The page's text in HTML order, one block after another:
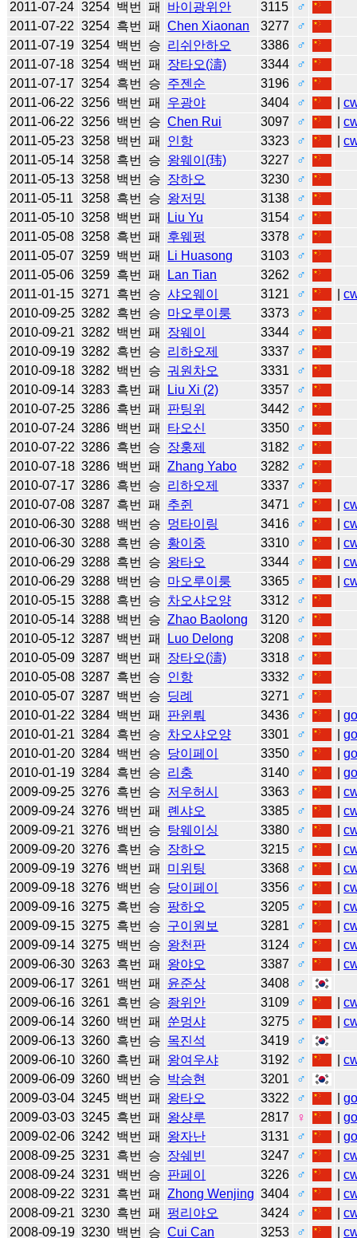
2011-07-24 3254 백번 패 바이광위안 3115
♂
2011-07-22 3254 흑번 패 Chen Xiaonan 3277
♂
2011-07-19 3254 백번 승 리쉬안하오 3386
♂
2011-07-18 3254 백번 패 장타오(濤) 3344
♂
2011-07-17 3254 흑번 승 주젠순 3196
♂
2011-06-22 3256 백번 패 우광야 3404 ♂ |
2011-06-22 3256 백번 승 Chen Rui 3097 ♂ |
2011-05-23 3258 백번 패 인항 3323 ♂ |
2011-05-14 3258 흑번 승 왕웨이(玮) 3227
♂
2011-05-13 3258 백번 승 장하오 3230
♂
2011-05-11
3258 흑번 승 왕저밍 3138
♂
2011-05-10 3258 백번 패 Liu Yu 3154
♂
2011-05-08 3258 흑번 패 후웨펑 3378
♂
2011-05-07 3259 백번 패 Li Huasong 3103
♂
2011-05-06 3259 흑번 패 Lan Tian 3262
♂
2011-01-15 3271 흑번 승 샤오웨이 3121 ♂ |
2010-09-25 3282 흑번 승 마오루이룽 3373
♂
2010-09-21 3282 백번 패 장웨이 3344
♂
2010-09-19 3282 흑번 승 리하오제 3337
♂
2010-09-18 3282 백번 승 궈원차오 3331
♂
2010-09-14 3283 흑번 패 Liu Xi (2) 3357
♂
2010-07-25 3286 흑번 패 판팅위 3442
♂
2010-07-24 3286 백번 패 타오신 3350
♂
2010-07-22 3286 흑번 승 장훙제 3182
♂
2010-07-18 3286 백번 패 Zhang Yabo 3282
♂
2010-07-17 3286 흑번 승 리하오제 3337
♂
2010-07-08 3287 흑번 패 추쥔 3471 ♂ |
2010-06-30 3288 백번 승 멍타이링 3416 ♂ |
2010-06-30 3288 흑번 승 황이중 3310 ♂ |
2010-06-29 3288 흑번 승 왕타오 3344 ♂ |
2010-06-29 3288 백번 승 마오루이룽 3365 ♂ |
2010-05-15 3288 흑번 승 차오샤오양 3312
♂
2010-05-14 3288 백번 승 Zhao Baolong 3120
♂
2010-05-12 3287 백번 패 Luo Delong 3208
♂
2010-05-09 3287 백번 패 장타오(濤) 3318
♂
2010-05-08 3287 흑번 승 인항 3332
♂
2010-05-07 3287 백번 승 딩례 3271
♂
2010-01-22 3284 백번 패 판윈뤄 3436 ♂ |
2010-01-21 3284 흑번 승 차오샤오양 3301 ♂ |
2010-01-20 3284 백번 승 당이페이 3350 ♂ |
2010-01-19 3284 흑번 승 리충 3140 ♂ |
2009-09-25 3276 흑번 승 저우허시 3363 ♂ |
2009-09-24 3276 백번 패 롄샤오 3385 ♂ |
2009-09-21 3276 백번 승 탕웨이싱 3380 ♂ |
2009-09-20 3276 흑번 승 장하오 3215 ♂ |
2009-09-19 3276 백번 패 미위팅 3368 ♂ |
2009-09-18 3276 백번 승 당이페이 3356 ♂ |
2009-09-16 3275 흑번 승 팡하오 3205 ♂ |
2009-09-15 3275 흑번 승 구이원보 3281 ♂ |
2009-09-14 3275 백번 승 왕천판 3124 ♂ |
2009-06-30 3263 흑번 패 왕야오 3387 ♂ |
2009-06-17 3261 백번 패 윤준상 3408
♂
2009-06-16 3261 흑번 승 좡위안 3109 ♂ |
2009-06-14 3260 백번 패 쑨멍샤 3275 ♂ |
2009-06-13 3260 흑번 승 목진석 3419
♂
2009-06-10 3260 흑번 패 왕여우샤 3192 ♂ |
2009-06-09 3260 백번 승 박승현 3201
♂
2009-03-04 3245 백번 패 왕타오 3322 ♂ |
2009-03-03 3245 흑번 패 왕샹루 2817 ♀ |
2009-02-06 3242 백번 패 왕자난 3131 ♂ |
2008-09-25 3231 흑번 승 장쉐빈 3247 ♂ |
2008-09-24 3231 백번 승 판페이 3226 ♂ |
2008-09-22 3231 흑번 패 Zhong Wenjing 3404 ♂ |
2008-09-21 3230 흑번 패 펑리야오 3424 ♂ |
2008-09-19 3230 백번 승 Cui Can 3253 ♂ |